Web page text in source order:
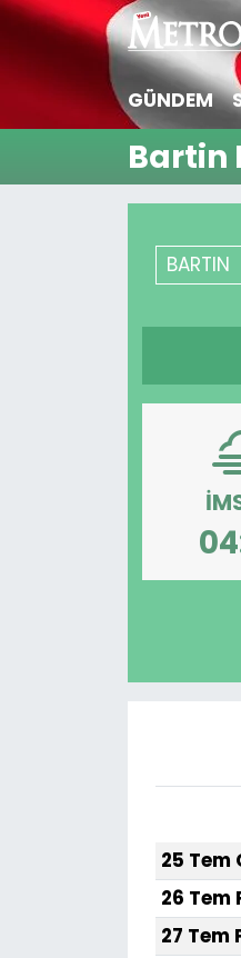
GÜNDEM
Bartin
BARTIN
25 Tem
26 Tem
27 Tem
Hava Durumu
Trafik Durumu
Süper Lig Puan
Tüm Manşetler